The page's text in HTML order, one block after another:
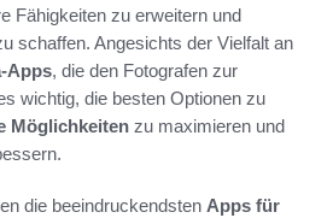
Fähigkeiten zu erweitern und
schaffen. Angesichts der Vielfalt an
Apps, die den Fotografen zur
wichtig, die besten Optionen zu
Möglichkeiten zu maximieren und
die beeindruckendsten Apps für